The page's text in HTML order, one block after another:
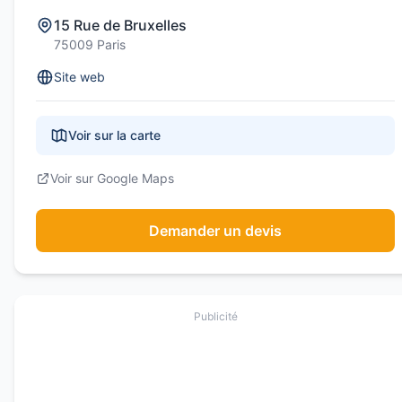
15 Rue de Bruxelles
75009 Paris
Site web
Voir sur la carte
Voir sur Google Maps
Demander un devis
Publicité